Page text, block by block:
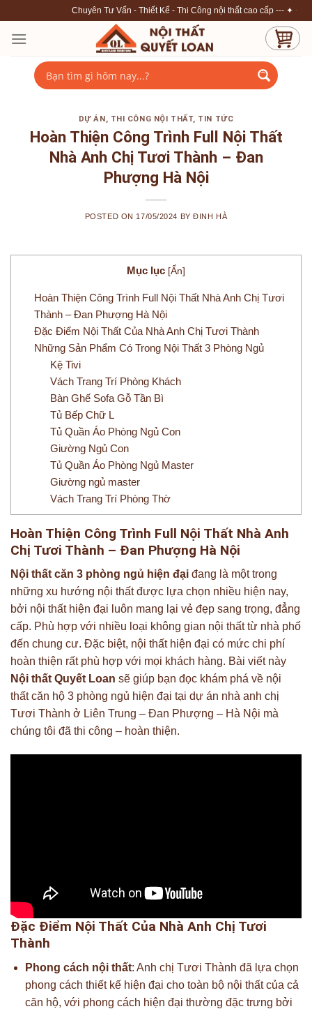
content
Chuyên Tư Vấn - Thiết Kế - Thi Công nội thất cao cấp --- ✦ ✦ ✦ --- LH:
DỰ ÁN, THI CÔNG NỘI THẤT, TIN TỨC
Hoàn Thiện Công Trình Full Nội Thất
Nhà Anh Chị Tươi Thành – Đan
Phượng Hà Nội
POSTED ON 17/05/2024 BYĐINH HÀ
Mục lục [Ẩn]
Hoàn Thiện Công Trình Full Nội Thất Nhà Anh Chị Tươi
Thành – Đan Phượng Hà Nội
Đặc Điểm Nội Thất Của Nhà Anh Chị Tươi Thành
Những Sản Phẩm Có Trong Nội Thất 3 Phòng Ngủ
Kệ Tivi
Vách Trang Trí Phòng Khách
Bàn Ghế Sofa Gỗ Tần Bì
Tủ Bếp Chữ L
Tủ Quần Áo Phòng Ngủ Con
Giường Ngủ Con
Tủ Quần Áo Phòng Ngủ Master
Giường ngủ master
Vách Trang Trí Phòng Thờ
Hoàn Thiện Công Trình Full Nội Thất Nhà Anh
Chị Tươi Thành – Đan Phượng Hà Nội
Nội thất căn 3 phòng ngủ hiện đại đang là một trong
những xu hướng nội thất được lựa chọn nhiều hiện nay,
bởi nội thất hiện đại luôn mang lại vẻ đẹp sang trọng, đẳng
cấp. Phù hợp với nhiều loại không gian nội thất từ nhà phố
đến chung cư. Đặc biệt, nội thất hiện đại có mức chi phí
hoàn thiện rất phù hợp với mọi khách hàng. Bài viết này
Nội thất Quyết Loan sẽ giúp bạn đọc khám phá về nội
thất căn hộ 3 phòng ngủ hiện đại tại dự án nhà anh chị
Tươi Thành ở Liên Trung – Đan Phượng – Hà Nội mà
chúng tôi đã thi công – hoàn thiện.
Đặc Điểm Nội Thất Của Nhà Anh Chị Tươi
Thành
Phong cách nội thất: Anh chị Tươi Thành đã lựa chọn
phong cách thiết kế hiện đại cho toàn bộ nội thất của cả
căn hộ, với phong cách hiện đại thường đặc trưng bởi